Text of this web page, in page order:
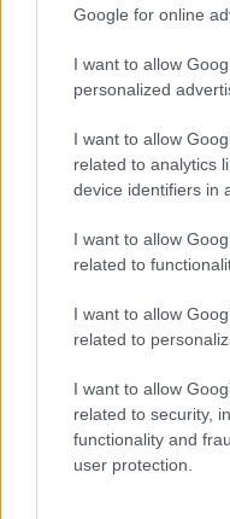
Google for online
I want to allow
personalized
I want to allow
related to analytics
device identifiers in
I want to allow
related to
I want to allow
related to
I want to allow
related to security,
functionality and
user protection.
Ζωή
εισαγγελέα
φωτιές
Το ζήτημα των
το ζήτημα των